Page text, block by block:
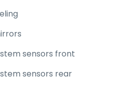
sensors front
sensors rear